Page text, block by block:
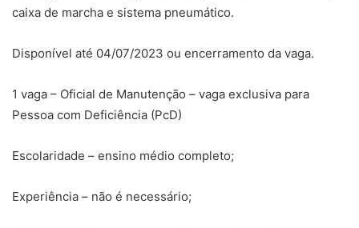
caixa de marcha e sistema pneumático.
Disponível até 04/07/2023 ou encerramento da vaga.
1 vaga – Oficial de Manutenção – vaga exclusiva para
Pessoa com Deficiência (PcD)
Escolaridade – ensino médio completo;
Experiência – não é necessário;